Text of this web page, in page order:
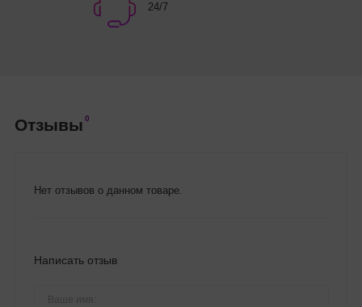
24/7
Отзывы 0
Нет отзывов о данном товаре.
Написать отзыв